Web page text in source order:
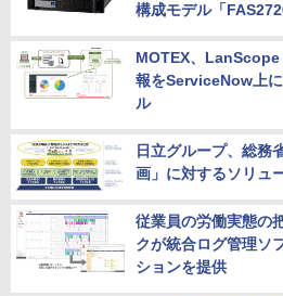
構成モデル「
MOTEX、LanScope
報をServiceNow上
ル
日立グループ、総務
画」に対するソリュ
従業員の労働実態
クが統合ログ管理ソ
ションを提供